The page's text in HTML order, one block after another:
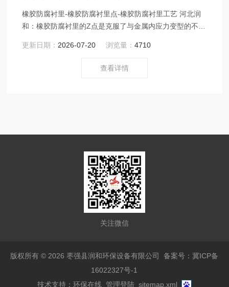
橡胶防腐衬里-橡胶防腐衬里点-橡胶防腐衬里工艺 河北润
和：橡胶防腐衬里的Z点是克服了与金属内应力变型的不
加工等工业中缺少的一种防腐衬里。
更新日期： 2026-07-20 浏览量：4710
查看详情
关注微信
版权所有 © 2026 枣强县润和环保设备有限公司备案号：冀ICP备
16022327号-1
技术支持： 环保在线 管理登陆 sitemap.xml